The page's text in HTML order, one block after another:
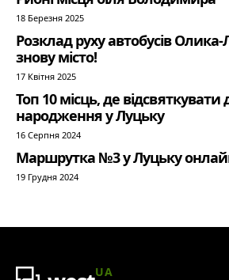
18 Березня 2025
Розклад руху автобусів
знову місто!
17 Квітня 2025
Топ 10 місць, де відсвяткувати
народження у Луцьку
16 Серпня 2024
Маршрутка №3 у Луцьку
19 Грудня 2024
UA